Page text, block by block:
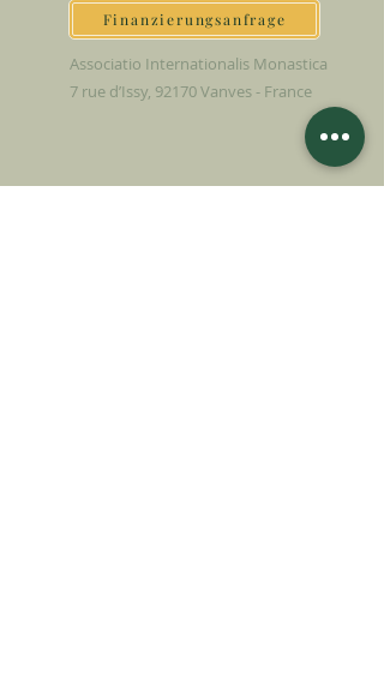
Finanzierungsanfrage
Associatio Internationalis Monastica
7 rue d’Issy, 92170 Vanves - France